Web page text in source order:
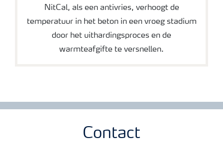
NitCal, als een antivries, verhoogt de
temperatuur in het beton in een vroeg stadium
door het uithardingsproces en de
warmteafgifte te versnellen.
Contact